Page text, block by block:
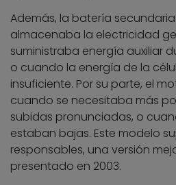
Además, la batería
almacenaba la electricidad
suministraba energía auxiliar
o cuando la energía de la
insuficiente. Por su parte, el
cuando se necesitaba más
subidas pronunciadas, o
estaban bajas. Este modelo
responsables, una versión
presentado en 2003.